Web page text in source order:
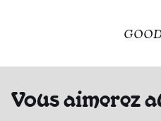
Vous aimerez